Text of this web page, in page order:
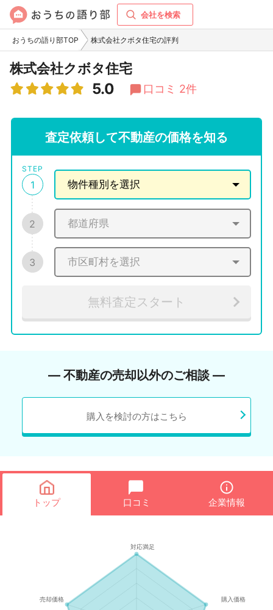
会社を検索
おうちの語り部TOP 株式会社クボタ住宅の評判
株式会社クボタ住宅
5.0 口コミ 2件
査定依頼して不動産の価格を知る
STEP
1
2
3
無料査定スタート
― 不動産の売却以外のご相談 ―
購入を検討の方はこちら
トップ 口コミ 企業情報